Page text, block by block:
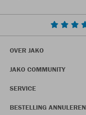
OVER JAKO
JAKO COMMUNITY
SERVICE
BESTELLING ANNULEREN